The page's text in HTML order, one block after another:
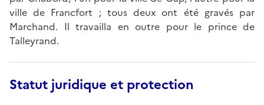
ville de Francfort ; tous deux ont été gravés par
Marchand. Il travailla en outre pour le prince de
Talleyrand.
Statut juridique et protection